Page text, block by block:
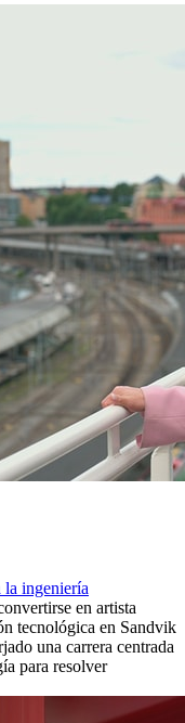
ingeniería
en artista
tecnológica en Sandvik
una carrera centrada
para resolver